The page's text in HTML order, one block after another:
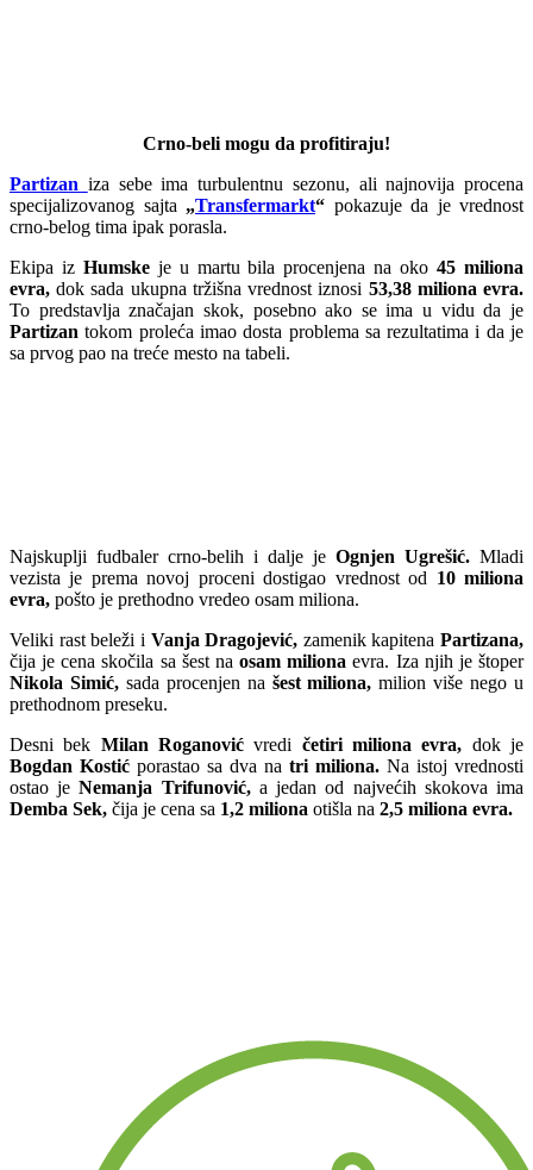
Crno-beli mogu da profitiraju!
Partizan iza sebe ima turbulentnu sezonu, ali najnovija procena
specijalizovanog sajta „Transfermarkt“ pokazuje da je vrednost
crno-belog tima ipak porasla.
Ekipa iz Humskeje u martu bila procenjena na oko45 miliona
evra, dok sada ukupna tržišna vrednost iznosi 53,38 miliona evra.
To predstavlja značajan skok, posebno ako se ima u vidu da je
Partizan tokom proleća imao dosta problema sa rezultatima i da je
sa prvog pao na treće mesto na tabeli.
Najskuplji fudbaler crno-belih i dalje je Ognjen Ugrešić. Mladi
vezista je prema novoj proceni dostigao vrednost od 10 miliona
evra, pošto je prethodno vredeo osam miliona.
Veliki rast beleži i Vanja Dragojević, zamenik kapitena Partizana,
čija je cena skočila sa šest naosam miliona evra. Iza njih je štoper
Nikola Simić,sada procenjen na šest miliona, milion više nego u
prethodnom preseku.
Desni bek Milan Roganović vredi četiri miliona evra, dok je
Bogdan Kostić porastao sa dva na tri miliona. Na istoj vrednosti
ostao jeNemanja Trifunović,a jedan od najvećih skokova ima
Demba Sek, čija je cena sa 1,2 miliona otišla na 2,5 miliona evra.